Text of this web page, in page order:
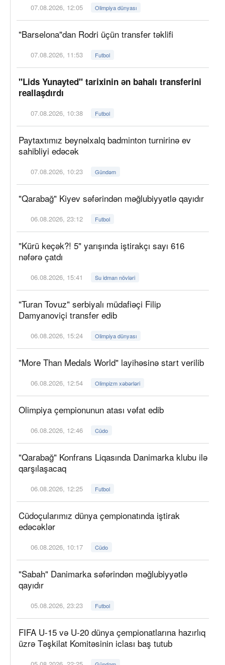
07.08.2026, 12:05 Olimpiya dünyası
"Barselona"dan Rodri üçün transfer təklifi
07.08.2026, 11:53 Futbol
"Lids Yunayted" tarixinin ən bahalı transferini
reallaşdırdı
07.08.2026, 10:38 Futbol
Paytaxtımız beynəlxalq badminton turnirinə ev
sahibliyi edəcək
07.08.2026, 10:23 Gündəm
"Qarabağ" Kiyev səfərindən məğlubiyyətlə qayıdır
06.08.2026, 23:12 Futbol
"Kürü keçək?! 5" yarışında iştirakçı sayı 616
nəfərə çatdı
06.08.2026, 15:41 Su idman növləri
"Turan Tovuz" serbiyalı müdafiəçi Filip
Damyanoviçi transfer edib
06.08.2026, 15:24 Olimpiya dünyası
"More Than Medals World" layihəsinə start verilib
06.08.2026, 12:54 Olimpizm xəbərləri
Olimpiya çempionunun atası vəfat edib
06.08.2026, 12:46 Cüdo
"Qarabağ" Konfrans Liqasında Danimarka klubu ilə
qarşılaşacaq
06.08.2026, 12:25 Futbol
Cüdoçularımız dünya çempionatında iştirak
edəcəklər
06.08.2026, 10:17 Cüdo
"Sabah" Danimarka səfərindən məğlubiyyətlə
qayıdır
05.08.2026, 23:23 Futbol
FIFA U-15 və U-20 dünya çempionatlarına hazırlıq
üzrə Təşkilat Komitəsinin iclası baş tutub